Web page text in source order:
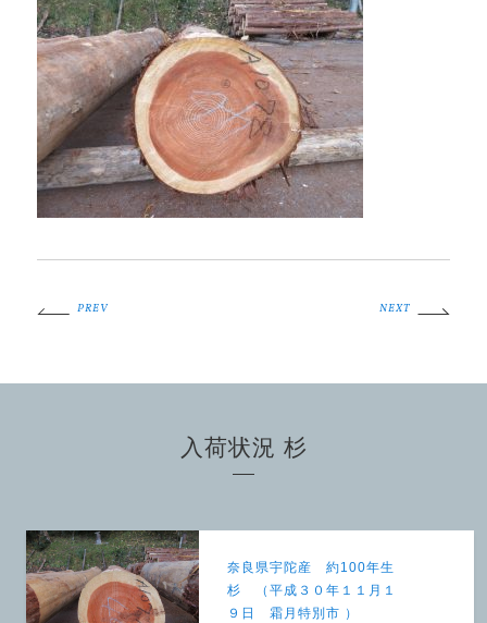
PREV NEXT
入荷状況 杉
奈良県宇陀産 約100年生
杉 （平成３０年１１月１
９日 霜月特別市 ）